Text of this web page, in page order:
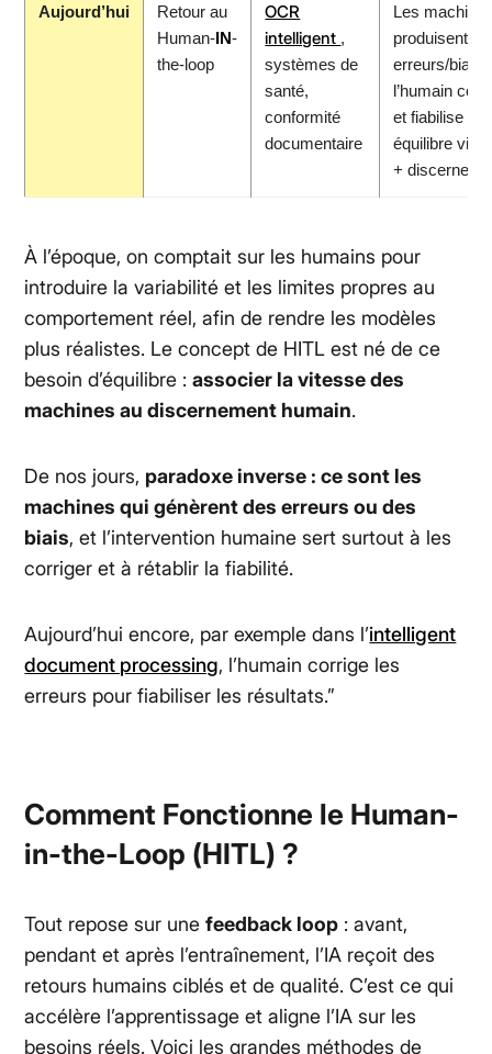
Aujourd’hui
Retour au
Human-IN-
the-loop
OCR
intelligent ,
systèmes de
santé,
conformité
documentaire
Les
produisent
erreurs/biais,
l’humain
et fiabilise →
équilibre
+
À l’époque, on comptait sur les humains pour
introduire la variabilité et les limites propres au
comportement réel, afin de rendre les modèles
plus réalistes. Le concept de HITL est né de ce
besoin d’équilibre :associer la vitesse des
machines au discernement humain.
De nos jours, paradoxe inverse : ce sont les
machines qui génèrent des erreurs ou des
biais, et l’intervention humaine sert surtout à les
corriger et à rétablir la fiabilité.
Aujourd’hui encore, par exemple dans l’intelligent
document processing, l’humain corrige les
erreurs pour fiabiliser les résultats.”
Comment Fonctionne le Human-
in-the-Loop (HITL) ?
Tout repose sur unefeedback loop : avant,
pendant et après l’entraînement, l’IA reçoit des
retours humains ciblés et de qualité. C’est ce qui
accélère l’apprentissage et aligne l’IA sur les
besoins réels. Voici les grandes méthodes de